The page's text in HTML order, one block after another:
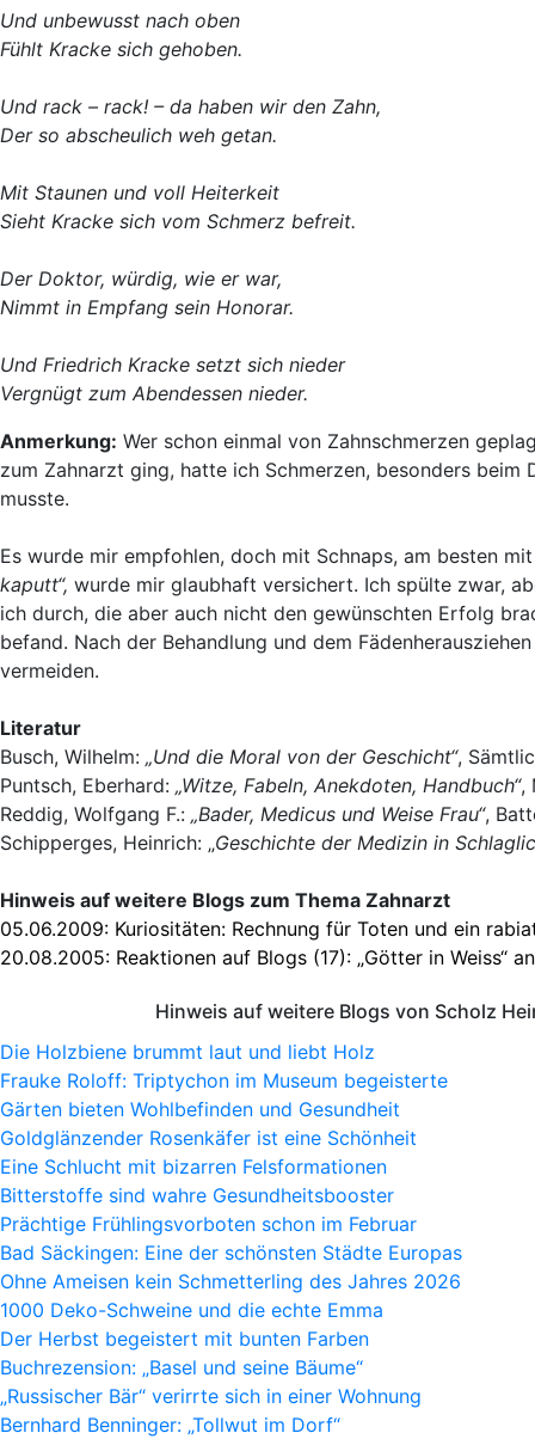
Und unbewusst nach oben
Fühlt Kracke sich gehoben.
Und rack – rack! – da haben wir den Zahn,
Der so abscheulich weh getan.
Mit Staunen und voll Heiterkeit
Sieht Kracke sich vom Schmerz befreit.
Der Doktor, würdig, wie er war,
Nimmt in Empfang sein Honorar.
Und Friedrich Kracke setzt sich nieder
Vergnügt zum Abendessen nieder.
Anmerkung: Wer schon einmal von Zahnschmerzen
zum Zahnarzt ging, hatte ich Schmerzen, besonders
musste.
Es wurde mir empfohlen, doch mit Schnaps, am besten
kaputt“, wurde mir glaubhaft versichert. Ich spülte zwar,
ich durch, die aber auch nicht den gewünschten Erfolg
befand. Nach der Behandlung und dem
vermeiden.
Literatur
Busch, Wilhelm: „Und die Moral von der Geschicht“,
Puntsch, Eberhard: „Witze, Fabeln, Anekdoten, Handbuch“,
Reddig, Wolfgang F.: „Bader, Medicus und Weise Frau“,
Schipperges, Heinrich: „Geschichte der Medizin in
Hinweis auf weitere Blogs zum Thema Zahnarzt
05.06.2009: Kuriositäten: Rechnung für Toten und ein
20.08.2005: Reaktionen auf Blogs (17): „Götter in Weiss“
Hinweis auf weitere Blogs von Scholz
Die Holzbiene brummt laut und liebt Holz
Frauke Roloff: Triptychon im Museum begeisterte
Gärten bieten Wohlbefinden und Gesundheit
Goldglänzender Rosenkäfer ist eine Schönheit
Eine Schlucht mit bizarren Felsformationen
Bitterstoffe sind wahre Gesundheitsbooster
Prächtige Frühlingsvorboten schon im Februar
Bad Säckingen: Eine der schönsten Städte Europas
Ohne Ameisen kein Schmetterling des Jahres 2026
1000 Deko-Schweine und die echte Emma
Der Herbst begeistert mit bunten Farben
Buchrezension: „Basel und seine Bäume“
„Russischer Bär“ verirrte sich in einer Wohnung
Bernhard Benninger: „Tollwut im Dorf“